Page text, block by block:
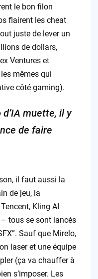
le bon filon
flairent les cheat
juste de lever un
de dollars,
Ventures et
mêmes qui
côté gaming).
muette, il y
de faire
il faut aussi la
de jeu, la
Kling AI
tous se sont lancés
Sauf que Mirelo,
laser et une équipe
(ça va chauffer à
s’imposer. Les